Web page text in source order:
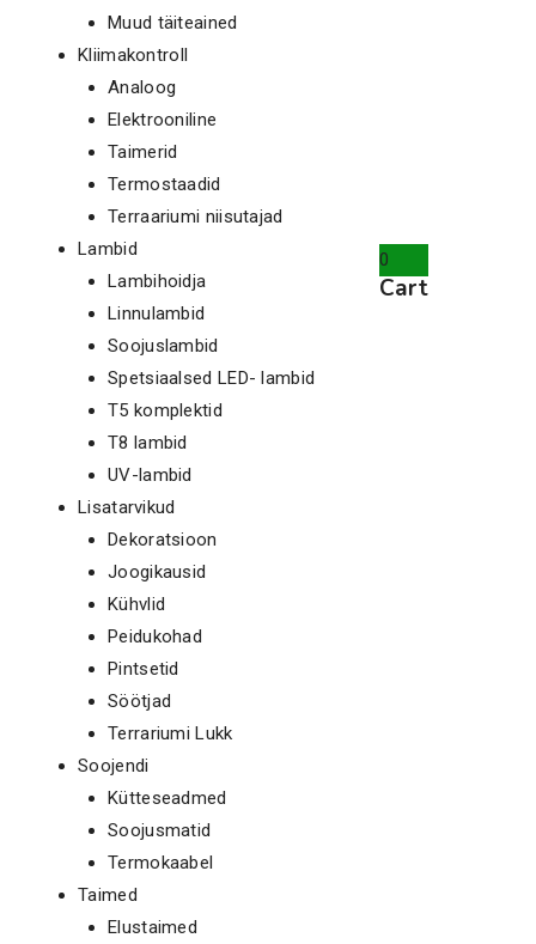
0
Cart
Muud täiteained
Kliimakontroll
Analoog
Elektrooniline
Taimerid
Termostaadid
Terraariumi niisutajad
Lambid
Lambihoidja
Linnulambid
Soojuslambid
Spetsiaalsed LED- lambid
T5 komplektid
T8 lambid
UV-lambid
Lisatarvikud
Dekoratsioon
Joogikausid
Kühvlid
Peidukohad
Pintsetid
Söötjad
Terrariumi Lukk
Soojendi
Kütteseadmed
Soojusmatid
Termokaabel
Taimed
Elustaimed